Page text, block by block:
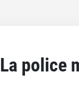
La police